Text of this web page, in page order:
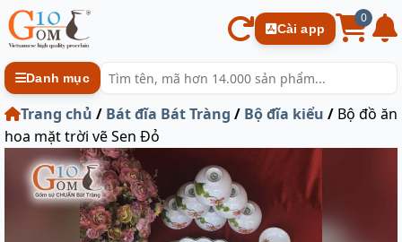
Cài app
0
Danh mục
Trang chủ / Bát đĩa Bát Tràng / Bộ đĩa kiểu / Bộ đồ ăn
hoa mặt trời vẽ Sen Đỏ